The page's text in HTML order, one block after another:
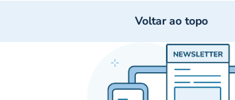
Voltar ao topo